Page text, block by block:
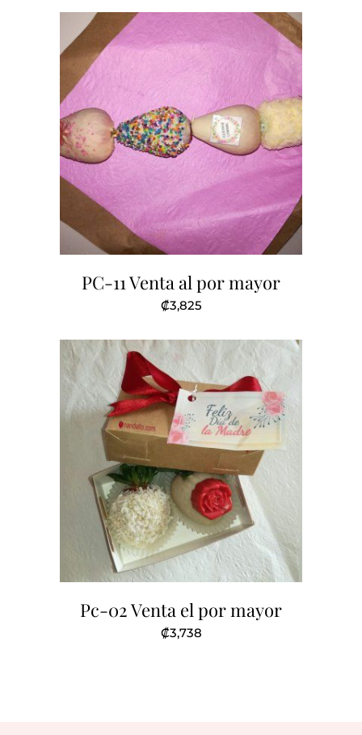
PC-11 Venta al por mayor
₡3,825
Pc-02 Venta el por mayor
₡3,738